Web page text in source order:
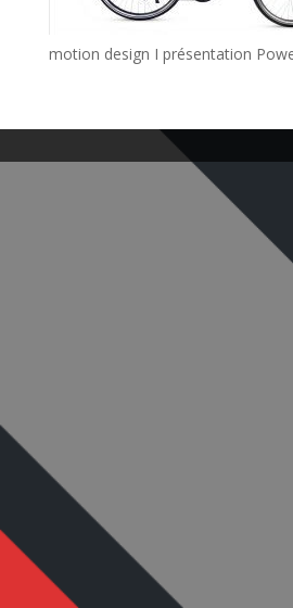
motion design I présentation